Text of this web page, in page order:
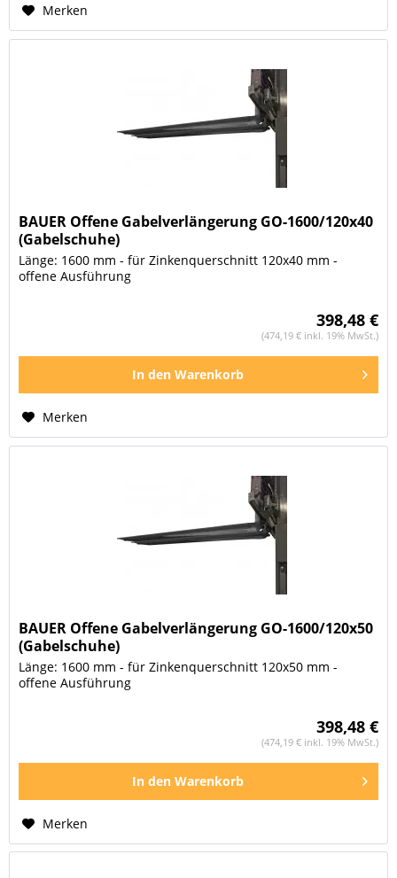
Merken
BAUER Offene Gabelverlängerung GO-1600/120x40
(Gabelschuhe)
Länge: 1600 mm - für Zinkenquerschnitt 120x40 mm -
offene Ausführung
398,48 €
(474,19 € inkl. 19% MwSt.)
In den Warenkorb
Merken
BAUER Offene Gabelverlängerung GO-1600/120x50
(Gabelschuhe)
Länge: 1600 mm - für Zinkenquerschnitt 120x50 mm -
offene Ausführung
398,48 €
(474,19 € inkl. 19% MwSt.)
In den Warenkorb
Merken